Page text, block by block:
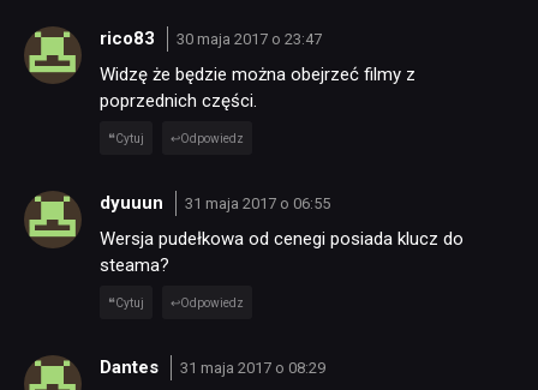
rico83 30 maja 2017 o 23:47
Widzę że będzie można obejrzeć filmy z
poprzednich części.
Cytuj Odpowiedz
dyuuun 31 maja 2017 o 06:55
Wersja pudełkowa od cenegi posiada klucz do
steama?
Cytuj Odpowiedz
Dantes 31 maja 2017 o 08:29